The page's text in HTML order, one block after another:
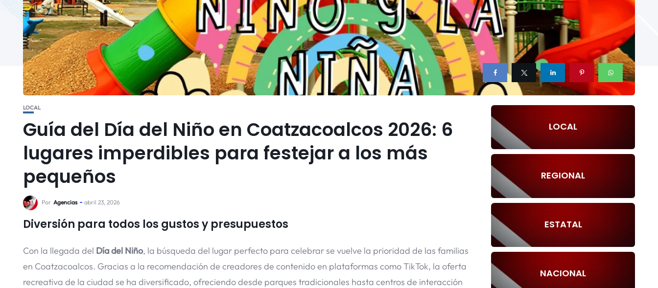
LOCAL
Guía del Día del Niño en Coatzacoalcos 2026: 6
lugares imperdibles para festejar a los más
pequeños
Por Agencias abril 23, 2026
Diversión para todos los gustos y presupuestos
Con la llegada del Día del Niño, la búsqueda del lugar perfecto para celebrar se vuelve la prioridad de las familias
en Coatzacoalcos. Gracias a la recomendación de creadores de contenido en plataformas como TikTok, la oferta
recreativa de la ciudad se ha diversificado, ofreciendo desde parques tradicionales hasta centros de interacción
LOCAL
REGIONAL
ESTATAL
NACIONAL